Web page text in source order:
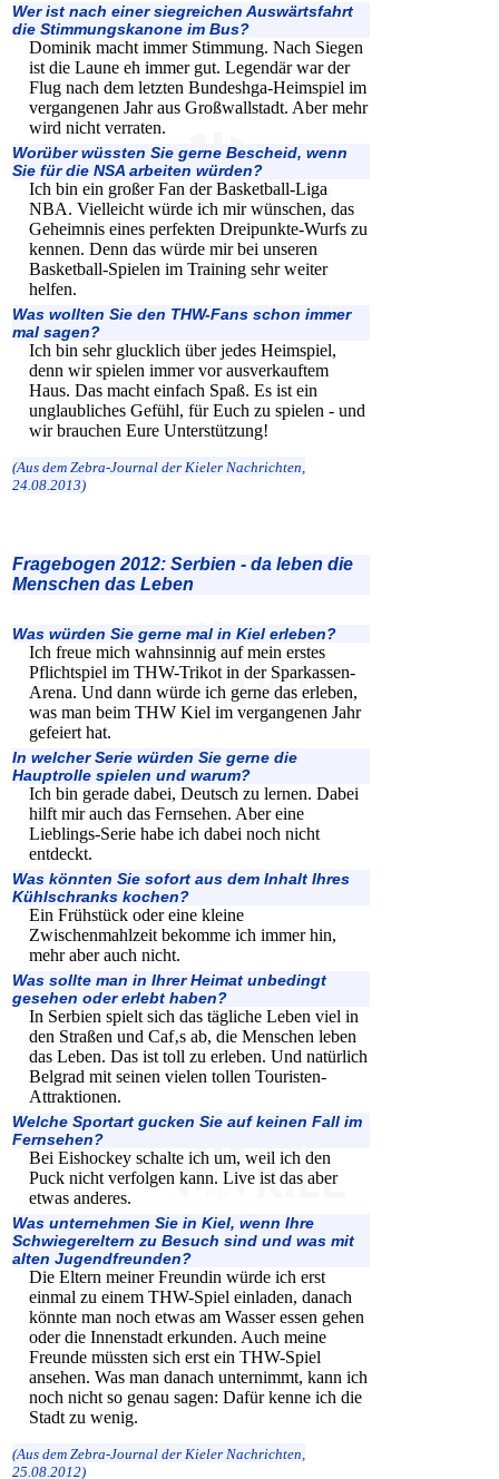
Wer ist nach einer siegreichen Auswärtsfahrt
die Stimmungskanone im Bus?
Dominik macht immer Stimmung. Nach Siegen
ist die Laune eh immer gut. Legendär war der
Flug nach dem letzten Bundeshga-Heimspiel im
vergangenen Jahr aus Großwallstadt. Aber mehr
wird nicht verraten.
Worüber wüssten Sie gerne Bescheid, wenn
Sie für die NSA arbeiten würden?
Ich bin ein großer Fan der Basketball-Liga
NBA. Vielleicht würde ich mir wünschen, das
Geheimnis eines perfekten Dreipunkte-Wurfs zu
kennen. Denn das würde mir bei unseren
Basketball-Spielen im Training sehr weiter
helfen.
Was wollten Sie den THW-Fans schon immer
mal sagen?
Ich bin sehr glucklich über jedes Heimspiel,
denn wir spielen immer vor ausverkauftem
Haus. Das macht einfach Spaß. Es ist ein
unglaubliches Gefühl, für Euch zu spielen - und
wir brauchen Eure Unterstützung!
(Aus dem Zebra-Journal der Kieler Nachrichten,
24.08.2013)
Fragebogen 2012: Serbien - da leben die
Menschen das Leben
Was würden Sie gerne mal in Kiel erleben?
Ich freue mich wahnsinnig auf mein erstes
Pflichtspiel im THW-Trikot in der Sparkassen-
Arena. Und dann würde ich gerne das erleben,
was man beim THW Kiel im vergangenen Jahr
gefeiert hat.
In welcher Serie würden Sie gerne die
Hauptrolle spielen und warum?
Ich bin gerade dabei, Deutsch zu lernen. Dabei
hilft mir auch das Fernsehen. Aber eine
Lieblings-Serie habe ich dabei noch nicht
entdeckt.
Was könnten Sie sofort aus dem Inhalt Ihres
Kühlschranks kochen?
Ein Frühstück oder eine kleine
Zwischenmahlzeit bekomme ich immer hin,
mehr aber auch nicht.
Was sollte man in Ihrer Heimat unbedingt
gesehen oder erlebt haben?
In Serbien spielt sich das tägliche Leben viel in
den Straßen und Caf‚s ab, die Menschen leben
das Leben. Das ist toll zu erleben. Und natürlich
Belgrad mit seinen vielen tollen Touristen-
Attraktionen.
Welche Sportart gucken Sie auf keinen Fall im
Fernsehen?
Bei Eishockey schalte ich um, weil ich den
Puck nicht verfolgen kann. Live ist das aber
etwas anderes.
Was unternehmen Sie in Kiel, wenn Ihre
Schwiegereltern zu Besuch sind und was mit
alten Jugendfreunden?
Die Eltern meiner Freundin würde ich erst
einmal zu einem THW-Spiel einladen, danach
könnte man noch etwas am Wasser essen gehen
oder die Innenstadt erkunden. Auch meine
Freunde müssten sich erst ein THW-Spiel
ansehen. Was man danach unternimmt, kann ich
noch nicht so genau sagen: Dafür kenne ich die
Stadt zu wenig.
(Aus dem Zebra-Journal der Kieler Nachrichten,
25.08.2012)